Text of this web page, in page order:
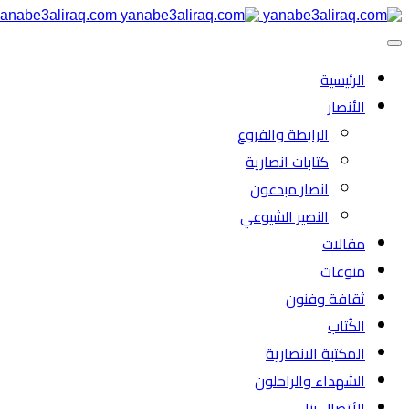
الرئیسية
الأنصار
الرابطة والفروع
كتابات انصارية
انصار مبدعون
النصیر الشیوعي
مقالات
منوعات
ثقافة وفنون
الكُتاب
المكتبة الانصارية
الشهداء والراحلون